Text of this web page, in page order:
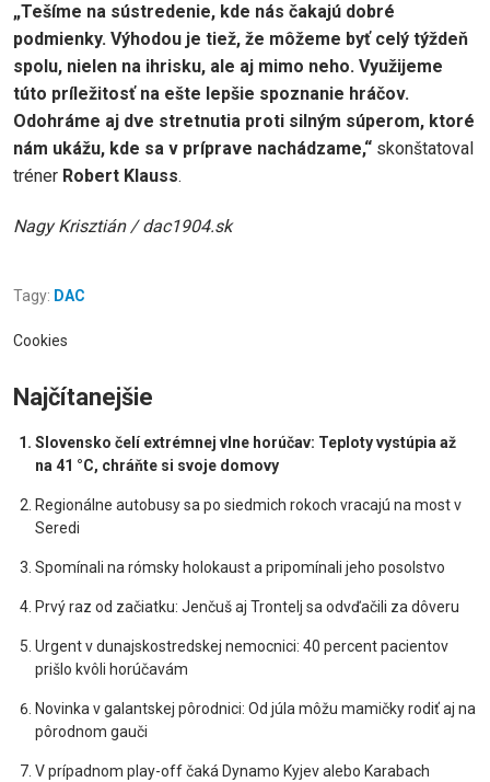
„Tešíme na sústredenie, kde nás čakajú dobré
podmienky. Výhodou je tiež, že môžeme byť celý týždeň
spolu, nielen na ihrisku, ale aj mimo neho. Využijeme
túto príležitosť na ešte lepšie spoznanie hráčov.
Odohráme aj dve stretnutia proti silným súperom, ktoré
nám ukážu, kde sa v príprave nachádzame,“ skonštatoval
tréner Robert Klauss.
Nagy Krisztián / dac1904.sk
Tagy: DAC
Cookies
Najčítanejšie
Slovensko čelí extrémnej vlne horúčav: Teploty vystúpia až
na 41 °C, chráňte si svoje domovy
Regionálne autobusy sa po siedmich rokoch vracajú na most v
Seredi
Spomínali na rómsky holokaust a pripomínali jeho posolstvo
Prvý raz od začiatku: Jenčuš aj Trontelj sa odvďačili za dôveru
Urgent v dunajskostredskej nemocnici: 40 percent pacientov
prišlo kvôli horúčavám
Novinka v galantskej pôrodnici: Od júla môžu mamičky rodiť aj na
pôrodnom gauči
V prípadnom play-off čaká Dynamo Kyjev alebo Karabach